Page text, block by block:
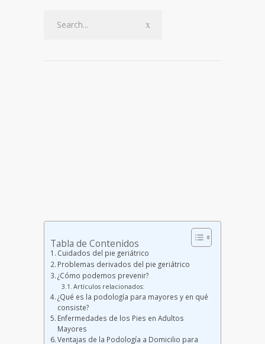
Tabla de Contenidos
Cuidados del pie geriátrico
Problemas derivados del pie geriátrico
¿Cómo podemos prevenir?
Artículos relacionados:
¿Qué es la podología para mayores y en qué
consiste?
Enfermedades de los Pies en Adultos
Mayores
Ventajas de la Podología a Domicilio para